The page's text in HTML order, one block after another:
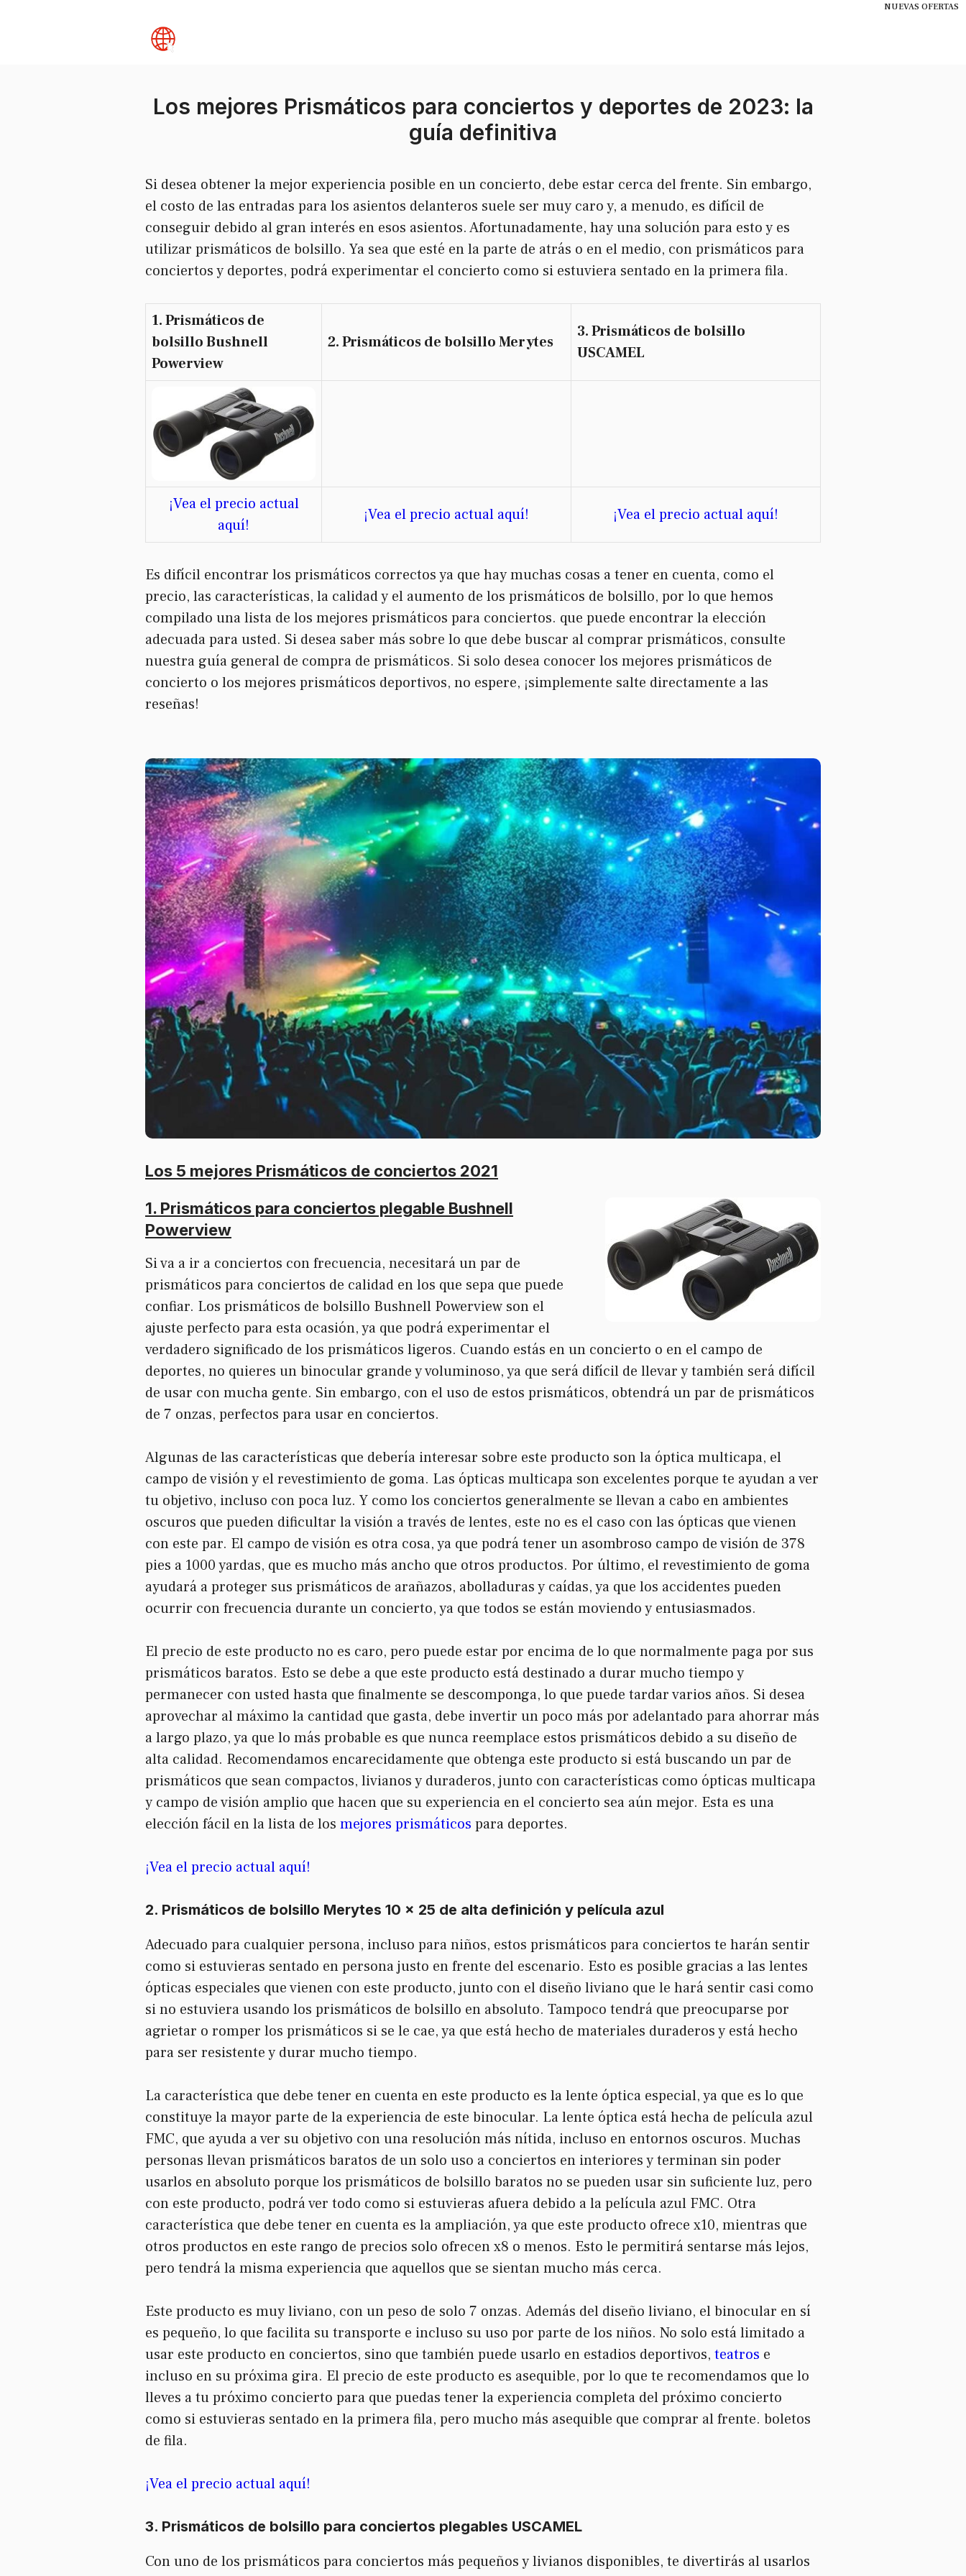
NUEVAS OFERTAS
Los mejores Prismáticos para conciertos y deportes de 2023: la
guía definitiva
Si desea obtener la mejor experiencia posible en un concierto, debe estar cerca del frente. Sin embargo,
el costo de las entradas para los asientos delanteros suele ser muy caro y, a menudo, es difícil de
conseguir debido al gran interés en esos asientos. Afortunadamente, hay una solución para esto y es
utilizar prismáticos de bolsillo. Ya sea que esté en la parte de atrás o en el medio, con prismáticos para
conciertos y deportes, podrá experimentar el concierto como si estuviera sentado en la primera fila.
1. Prismáticos de
bolsillo Bushnell
Powerview
2. Prismáticos de bolsillo Merytes
3. Prismáticos de bolsillo
USCAMEL
¡Vea el precio actual
aquí!
¡Vea el precio actual aquí! ¡Vea el precio actual aquí!
Es difícil encontrar los prismáticos correctos ya que hay muchas cosas a tener en cuenta, como el
precio, las características, la calidad y el aumento de los prismáticos de bolsillo, por lo que hemos
compilado una lista de los mejores prismáticos para conciertos. que puede encontrar la elección
adecuada para usted. Si desea saber más sobre lo que debe buscar al comprar prismáticos, consulte
nuestra guía general de compra de prismáticos. Si solo desea conocer los mejores prismáticos de
concierto o los mejores prismáticos deportivos, no espere, ¡simplemente salte directamente a las
reseñas!
Los 5 mejores Prismáticos de conciertos 2021
1. Prismáticos para conciertos plegable Bushnell
Powerview
Si va a ir a conciertos con frecuencia, necesitará un par de
prismáticos para conciertos de calidad en los que sepa que puede
confiar. Los prismáticos de bolsillo Bushnell Powerview son el
ajuste perfecto para esta ocasión, ya que podrá experimentar el
verdadero significado de los prismáticos ligeros. Cuando estás en un concierto o en el campo de
deportes, no quieres un binocular grande y voluminoso, ya que será difícil de llevar y también será difícil
de usar con mucha gente. Sin embargo, con el uso de estos prismáticos, obtendrá un par de prismáticos
de 7 onzas, perfectos para usar en conciertos.
Algunas de las características que debería interesar sobre este producto son la óptica multicapa, el
campo de visión y el revestimiento de goma. Las ópticas multicapa son excelentes porque te ayudan a ver
tu objetivo, incluso con poca luz. Y como los conciertos generalmente se llevan a cabo en ambientes
oscuros que pueden dificultar la visión a través de lentes, este no es el caso con las ópticas que vienen
con este par. El campo de visión es otra cosa, ya que podrá tener un asombroso campo de visión de 378
pies a 1000 yardas, que es mucho más ancho que otros productos. Por último, el revestimiento de goma
ayudará a proteger sus prismáticos de arañazos, abolladuras y caídas, ya que los accidentes pueden
ocurrir con frecuencia durante un concierto, ya que todos se están moviendo y entusiasmados.
El precio de este producto no es caro, pero puede estar por encima de lo que normalmente paga por sus
prismáticos baratos. Esto se debe a que este producto está destinado a durar mucho tiempo y
permanecer con usted hasta que finalmente se descomponga, lo que puede tardar varios años. Si desea
aprovechar al máximo la cantidad que gasta, debe invertir un poco más por adelantado para ahorrar más
a largo plazo, ya que lo más probable es que nunca reemplace estos prismáticos debido a su diseño de
alta calidad. Recomendamos encarecidamente que obtenga este producto si está buscando un par de
prismáticos que sean compactos, livianos y duraderos, junto con características como ópticas multicapa
y campo de visión amplio que hacen que su experiencia en el concierto sea aún mejor. Esta es una
elección fácil en la lista de los mejores prismáticos para deportes.
¡Vea el precio actual aquí!
2. Prismáticos de bolsillo Merytes 10 × 25 de alta definición y película azul
Adecuado para cualquier persona, incluso para niños, estos prismáticos para conciertos te harán sentir
como si estuvieras sentado en persona justo en frente del escenario. Esto es posible gracias a las lentes
ópticas especiales que vienen con este producto, junto con el diseño liviano que le hará sentir casi como
si no estuviera usando los prismáticos de bolsillo en absoluto. Tampoco tendrá que preocuparse por
agrietar o romper los prismáticos si se le cae, ya que está hecho de materiales duraderos y está hecho
para ser resistente y durar mucho tiempo.
La característica que debe tener en cuenta en este producto es la lente óptica especial, ya que es lo que
constituye la mayor parte de la experiencia de este binocular. La lente óptica está hecha de película azul
FMC, que ayuda a ver su objetivo con una resolución más nítida, incluso en entornos oscuros. Muchas
personas llevan prismáticos baratos de un solo uso a conciertos en interiores y terminan sin poder
usarlos en absoluto porque los prismáticos de bolsillo baratos no se pueden usar sin suficiente luz, pero
con este producto, podrá ver todo como si estuvieras afuera debido a la película azul FMC. Otra
característica que debe tener en cuenta es la ampliación, ya que este producto ofrece x10, mientras que
otros productos en este rango de precios solo ofrecen x8 o menos. Esto le permitirá sentarse más lejos,
pero tendrá la misma experiencia que aquellos que se sientan mucho más cerca.
Este producto es muy liviano, con un peso de solo 7 onzas. Además del diseño liviano, el binocular en sí
es pequeño, lo que facilita su transporte e incluso su uso por parte de los niños. No solo está limitado a
usar este producto en conciertos, sino que también puede usarlo en estadios deportivos, teatros e
incluso en su próxima gira. El precio de este producto es asequible, por lo que te recomendamos que lo
lleves a tu próximo concierto para que puedas tener la experiencia completa del próximo concierto
como si estuvieras sentado en la primera fila, pero mucho más asequible que comprar al frente. boletos
de fila.
¡Vea el precio actual aquí!
3. Prismáticos de bolsillo para conciertos plegables USCAMEL
Con uno de los prismáticos para conciertos más pequeños y livianos disponibles, te divertirás al usarlos